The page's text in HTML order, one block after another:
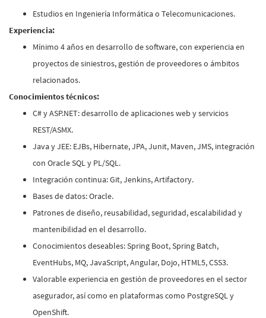
Estudios en Ingeniería Informática o Telecomunicaciones.
Experiencia:
Mínimo 4 años en desarrollo de software, con experiencia en
proyectos de siniestros, gestión de proveedores o ámbitos
relacionados.
Conocimientos técnicos:
C# y ASP.NET: desarrollo de aplicaciones web y servicios
REST/ASMX.
Java y JEE: EJBs, Hibernate, JPA, Junit, Maven, JMS, integración
con Oracle SQL y PL/SQL.
Integración continua: Git, Jenkins, Artifactory.
Bases de datos: Oracle.
Patrones de diseño, reusabilidad, seguridad, escalabilidad y
mantenibilidad en el desarrollo.
Conocimientos deseables: Spring Boot, Spring Batch,
EventHubs, MQ, JavaScript, Angular, Dojo, HTML5, CSS3.
Valorable experiencia en gestión de proveedores en el sector
asegurador, así como en plataformas como PostgreSQL y
OpenShift.